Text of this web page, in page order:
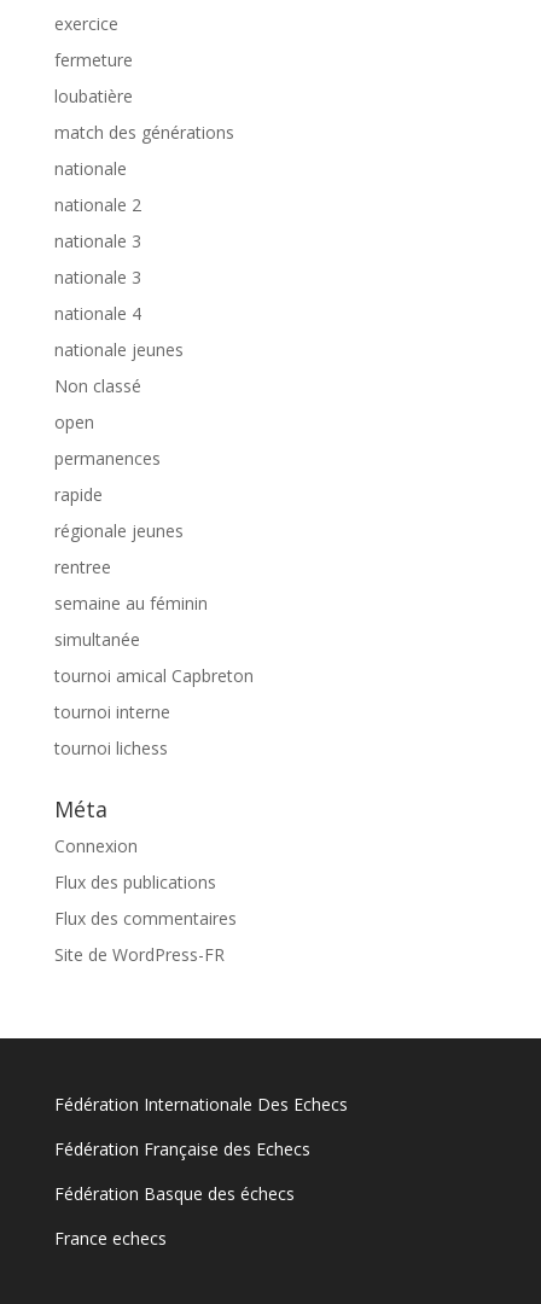
exercice
fermeture
loubatière
match des générations
nationale
nationale 2
nationale 3
nationale 3
nationale 4
nationale jeunes
Non classé
open
permanences
rapide
régionale jeunes
rentree
semaine au féminin
simultanée
tournoi amical Capbreton
tournoi interne
tournoi lichess
Méta
Connexion
Flux des publications
Flux des commentaires
Site de WordPress-FR
Fédération Internationale Des Echecs
Fédération Française des Echecs
Fédération Basque des échecs
France echecs